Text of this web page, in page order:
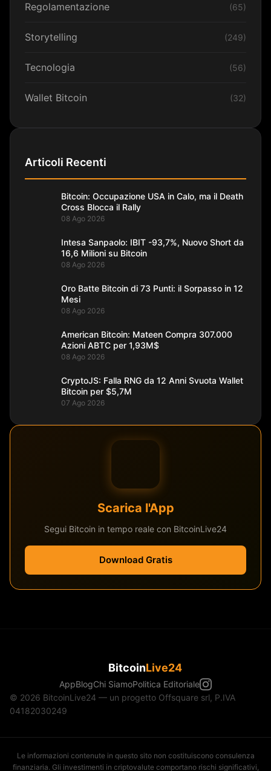
Regolamentazione (65)
Storytelling (249)
Tecnologia (56)
Wallet Bitcoin (32)
Articoli Recenti
Bitcoin: Occupazione USA in Calo, ma il Death
Cross Blocca il Rally
08 Ago 2026
Intesa Sanpaolo: IBIT -93,7%, Nuovo Short da
16,6 Milioni su Bitcoin
08 Ago 2026
Oro Batte Bitcoin di 73 Punti: il Sorpasso in 12
Mesi
08 Ago 2026
American Bitcoin: Mateen Compra 307.000
Azioni ABTC per 1,93M$
08 Ago 2026
CryptoJS: Falla RNG da 12 Anni Svuota Wallet
Bitcoin per $5,7M
07 Ago 2026
Scarica l'App
Segui Bitcoin in tempo reale con BitcoinLive24
Download Gratis
BitcoinLive24
AppBlogChi SiamoPolitica Editoriale
© 2026 BitcoinLive24 — un progetto Offsquare srl, P.IVA
04182030249
Le informazioni contenute in questo sito non costituiscono consulenza
finanziaria. Gli investimenti in criptovalute comportano rischi significativi,